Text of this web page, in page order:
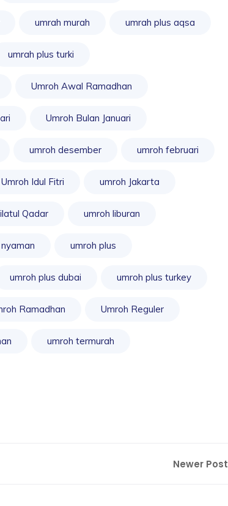
umrah murah umrah plus aqsa
umrah plus turki
Umroh Awal Ramadhan
Umroh Bulan Januari
umroh desember umroh februari
Umroh Idul Fitri umroh Jakarta
Qadar umroh liburan
umroh plus
umroh plus dubai umroh plus turkey
Ramadhan Umroh Reguler
umroh termurah
Newer Post